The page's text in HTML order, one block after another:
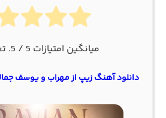
میانگین امتیازات 5 / 5. تعداد آرا:
دانلود آهنگ زیپ از مهراب و یوسف